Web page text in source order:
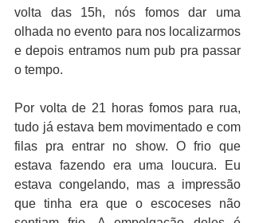
volta das 15h, nós fomos dar uma
olhada no evento para nos localizarmos
e depois entramos num pub pra passar
o tempo.
Por volta de 21 horas fomos para rua,
tudo já estava bem movimentado e com
filas pra entrar no show. O frio que
estava fazendo era uma loucura. Eu
estava congelando, mas a impressão
que tinha era que o escoceses não